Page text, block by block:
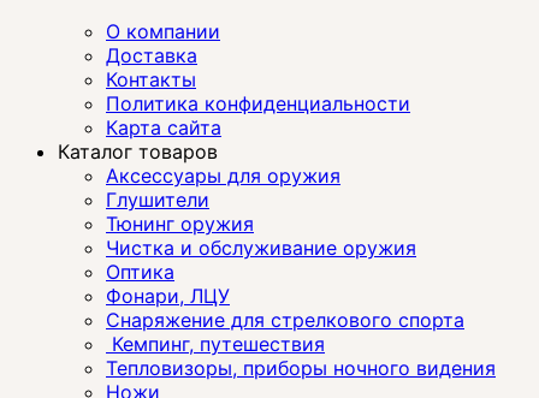
О компании
Доставка
Контакты
Политика конфиденциальности
Карта сайта
Каталог товаров
Аксессуары для оружия
Глушители
Тюнинг оружия
Чистка и обслуживание оружия
Оптика
Фонари, ЛЦУ
Снаряжение для стрелкового спорта
Кемпинг, путешествия
Тепловизоры, приборы ночного видения
Ножи